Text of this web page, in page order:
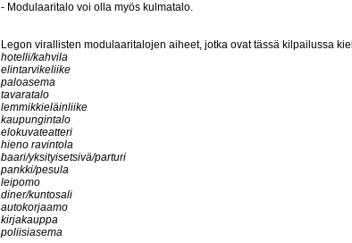
- Modulaaritalo voi olla myös kulmatalo.
Legon virallisten modulaaritalojen aiheet, jotka ovat tässä kilpailussa
hotelli/kahvila
elintarvikeliike
paloasema
tavaratalo
lemmikkieläinliike
kaupungintalo
elokuvateatteri
hieno ravintola
baari/yksityisetsivä/parturi
pankki/pesula
leipomo
diner/kuntosali
autokorjaamo
kirjakauppa
poliisiasema